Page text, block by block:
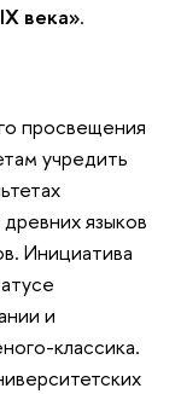
века».
просвещения
учредить
языков
Инициатива
и
классика.